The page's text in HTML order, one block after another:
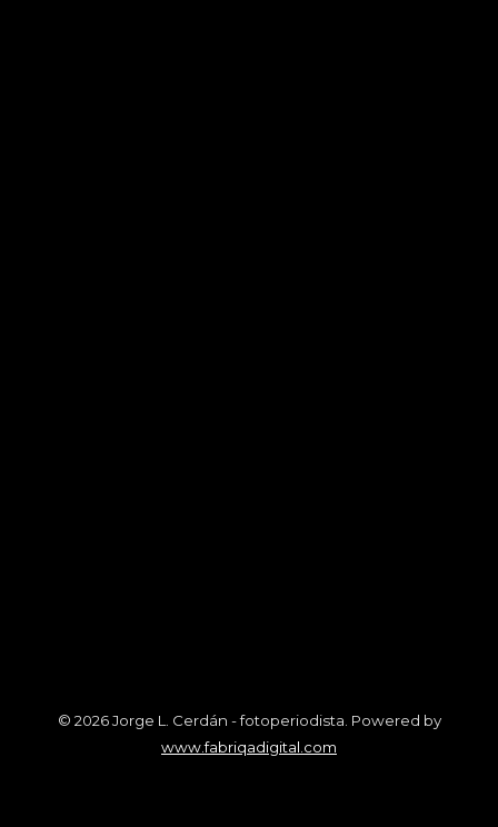
© 2026 Jorge L. Cerdán - fotoperiodista. Powered by
www.fabriqadigital.com